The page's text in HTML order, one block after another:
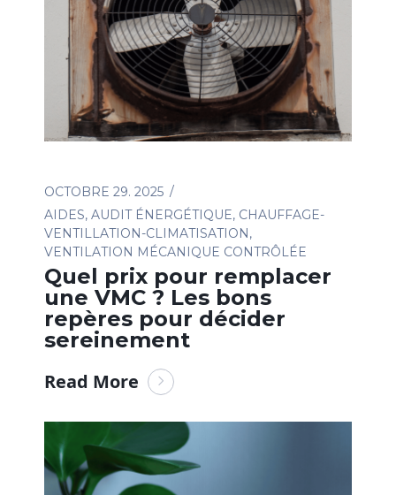
OCTOBRE 29. 2025
AIDES, AUDIT ÉNERGÉTIQUE, CHAUFFAGE-
VENTILLATION-CLIMATISATION,
VENTILATION MÉCANIQUE CONTRÔLÉE
Quel prix pour remplacer
une VMC ? Les bons
repères pour décider
sereinement
Read More